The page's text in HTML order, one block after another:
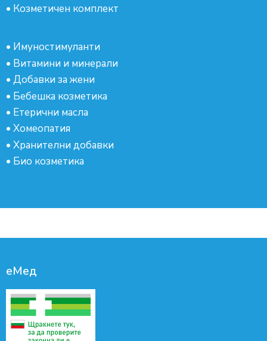
• Козметичен комплект
• Имуностимуланти
• Витамини и минерали
• Добавки за жени
• Бебешка козметика
• Етерични масла
• Хомеопатия
• Хранителни добавки
• Био козметика
еМед